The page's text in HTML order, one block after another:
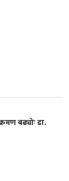
बढ्योः डा.